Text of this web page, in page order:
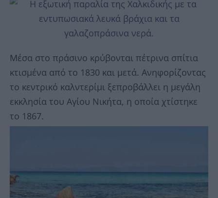
Mέσα στο πράσινο κρύβονται πέτρινα σπίτια
κτισμένα από το 1830 και μετά. Aνηφορίζοντας
το κεντρικό καλντερίμι ξεπροβάλλει η μεγάλη
εκκλησία του Aγίου Nικήτα, η οποία χτίστηκε
το 1867.